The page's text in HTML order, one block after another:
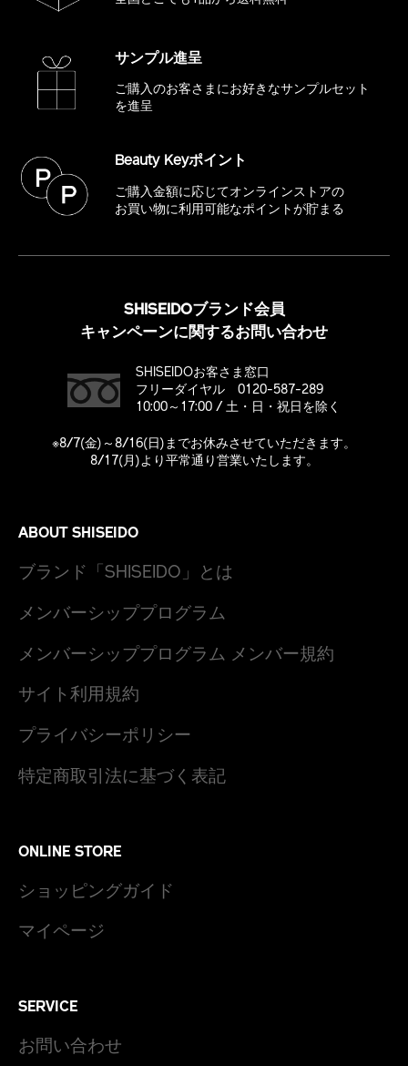
サンプル進呈
ご購入のお客さまにお好きなサンプルセット
を進呈
Beauty Keyポイント
ご購入金額に応じてオンラインストアの
お買い物に利用可能なポイントが貯まる
SHISEIDOブランド会員
キャンペーンに関するお問い合わせ
SHISEIDOお客さま窓口
フリーダイヤル 0120-587-289
10:00～17:00 / 土・日・祝日を除く
※8/7(金)～8/16(日)までお休みさせていただきます。
8/17(月)より平常通り営業いたします。
ABOUT SHISEIDO
ブランド「SHISEIDO」とは
メンバーシッププログラム
メンバーシッププログラム メンバー規約
サイト利用規約
プライバシーポリシー
特定商取引法に基づく表記
ONLINE STORE
ショッピングガイド
マイページ
SERVICE
お問い合わせ